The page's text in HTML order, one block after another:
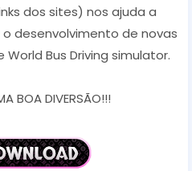
dos sites) nos ajuda a
desenvolvimento de novas
Bus Driving simulator.
BOA DIVERSÃO!!!